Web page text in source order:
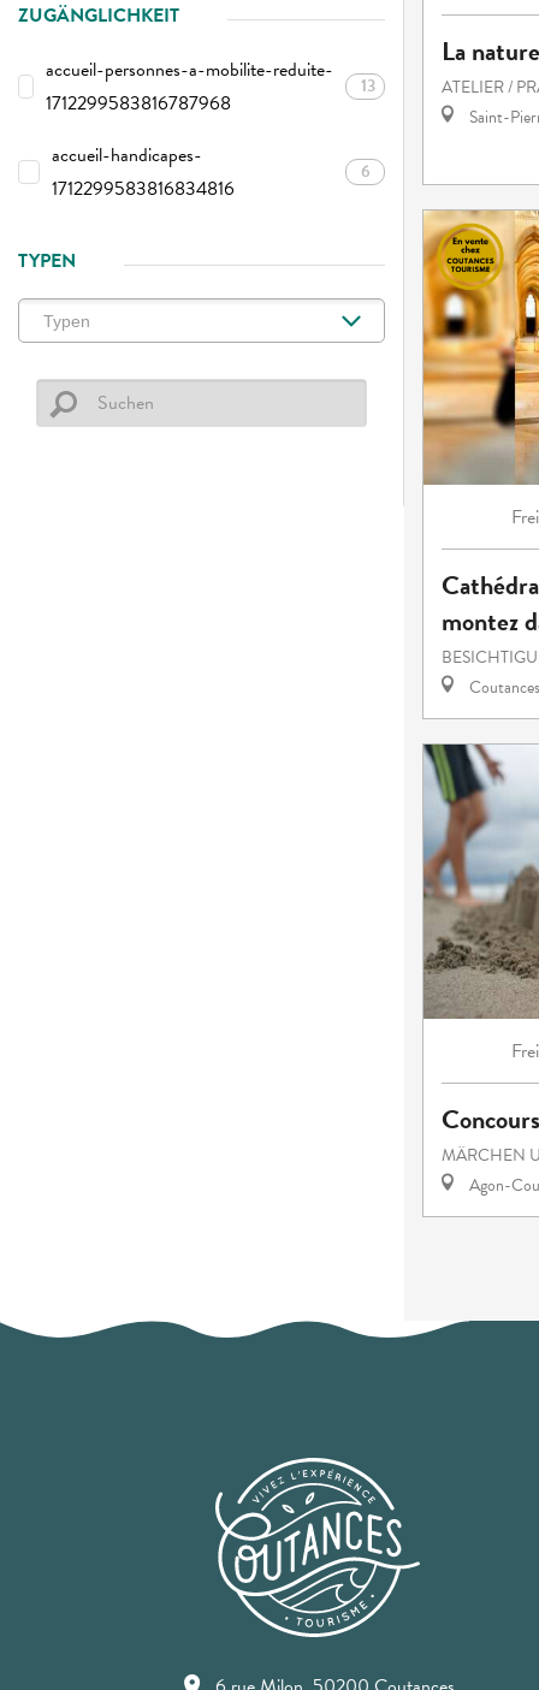
ZUGÄNGLICHKEIT
accueil-personnes-a-mobilite-reduite-
1712299583816787968
13
accueil-handicapes-
1712299583816834816
6
TYPEN
La
ATELIER /
Saint-
montez
Coutances
MÄRCHEN
Agon-